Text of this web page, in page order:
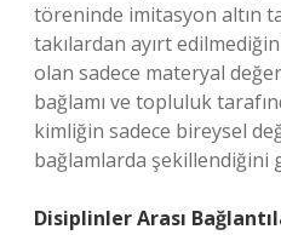
töreninde imitasyon altın
takılardan ayırt
olan sadece materyal
bağlamı ve topluluk
kimliğin sadece bireysel
bağlamlarda şekillendiğini
Disiplinler Arası